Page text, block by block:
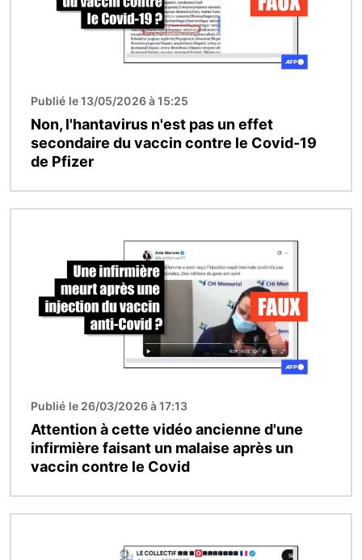
Publié le 13/05/2026 à 15:25
Non, l'hantavirus n'est pas un effet
secondaire du vaccin contre le Covid-19
de Pfizer
Publié le 26/03/2026 à 17:13
Attention à cette vidéo ancienne d'une
infirmière faisant un malaise après un
vaccin contre le Covid